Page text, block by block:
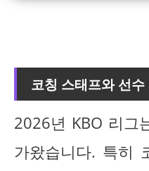
코칭 스태프와 선수
2026년 KBO 리그
가왔습니다. 특히